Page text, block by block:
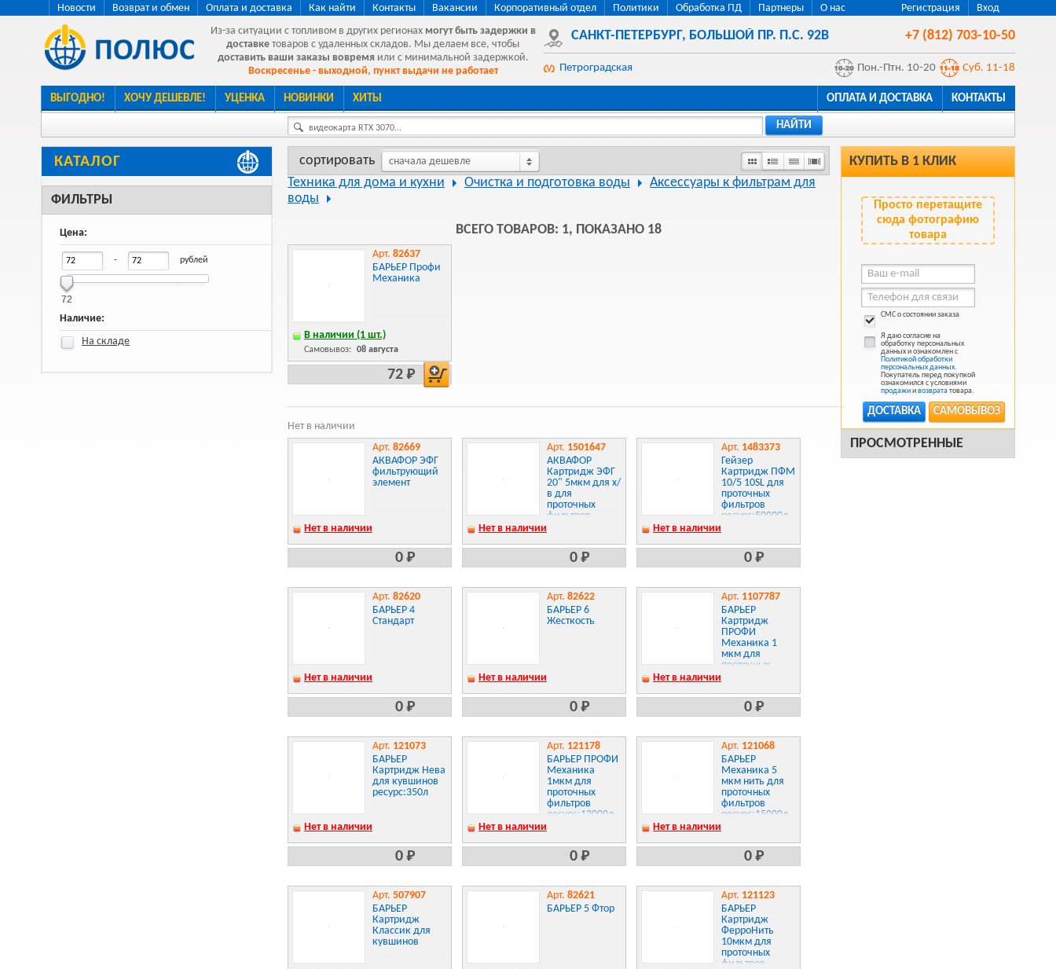
Регистрация Вход
Новости Возврат и обмен Оплата и доставка Как найти Контакты Вакансии Корпоративный отдел Политики Обработка ПД Партнеры
О нас
Из-за ситуации с топливом в других регионах могут быть задержки в
доставке товаров с удаленных складов. Мы делаем все, чтобы
доставить ваши заказы вовремя или с минимальной задержкой.
Воскресенье - выходной, пункт выдачи не работает
САНКТ-ПЕТЕРБУРГ, БОЛЬШОЙ ПР. П.С. 92В +7 (812) 703-10-50
Петроградская Пон.-Птн. 10-20 Суб. 11-18
ВЫГОДНО! ХОЧУ ДЕШЕВЛЕ! УЦЕНКА НОВИНКИ ХИТЫ ОПЛАТА И ДОСТАВКА КОНТАКТЫ
видеокарта RTX 3070... НАЙТИ
КАТАЛОГ
ФИЛЬТРЫ
Цена:
- рублей
72
72
Наличие:
На складе
КУПИТЬ В 1 КЛИК
Просто перетащите
сюда фотографию
товара
СМС о состоянии заказа
Я даю согласие на
обработку персональных
данных и ознакомлен с
Политикой обработки
персональных данных.
Покупатель перед покупкой
ознакомился с условиями
продажиивозврататовара.
САМОВЫВОЗ
ДОСТАВКА
ПРОСМОТРЕННЫЕ
сортировать сначала дешевле
Техника для дома и кухни Очистка и подготовка воды
Аксессуары к фильтрам для
воды
ВСЕГО ТОВАРОВ: 1, ПОКАЗАНО 18
Арт. 82637
БАРЬЕР Профи
Механика
В наличии (1 шт.)
Самовывоз: 08 августа
72 Р
Нет в наличии
Арт. 82669
АКВАФОР ЭФГ
фильтрующий
элемент
Нет в наличии
0 Р
Арт. 1501647
АКВАФОР
Картридж ЭФГ
20" 5мкм для х/
в для
проточных
фильтров
Нет в наличии
0 Р
Арт. 1483373
Гейзер
Картридж ПФМ
10/5 10SL для
проточных
фильтров
ресурс:50000л
Нет в наличии
0 Р
Арт. 82620
БАРЬЕР 4
Стандарт
Нет в наличии
0 Р
Арт. 82622
БАРЬЕР 6
Жесткость
Нет в наличии
0 Р
Арт. 1107787
БАРЬЕР
Картридж
ПРОФИ
Механика 1
мкм для
проточных
Нет в наличии
0 Р
Арт. 121073
БАРЬЕР
Картридж Нева
для кувшинов
ресурс:350л
Нет в наличии
0 Р
Арт. 121178
БАРЬЕР ПРОФИ
Механика
1мкм для
проточных
фильтров
ресурс:13000л
Нет в наличии
0 Р
Арт. 121068
БАРЬЕР
Механика 5
мкм нить для
проточных
фильтров
ресурс:15000л
Нет в наличии
0 Р
Арт. 507907
БАРЬЕР
Картридж
Классик для
кувшинов
Арт. 82621
БАРЬЕР 5 Фтор
Арт. 121123
БАРЬЕР
Картридж
ФерроНить
10мкм для
проточных
фильтров